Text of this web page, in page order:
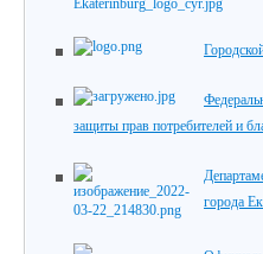
защиты прав потребителей и
города